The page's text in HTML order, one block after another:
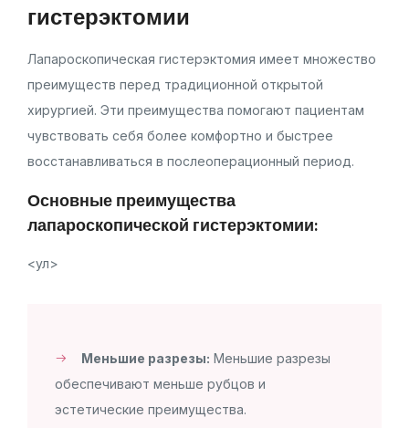
гистерэктомии
Лапароскопическая гистерэктомия имеет множество
преимуществ перед традиционной открытой
хирургией. Эти преимущества помогают пациентам
чувствовать себя более комфортно и быстрее
восстанавливаться в послеоперационный период.
Основные преимущества
лапароскопической гистерэктомии:
<ул>
Меньшие разрезы: Меньшие разрезы
обеспечивают меньше рубцов и
эстетические преимущества.